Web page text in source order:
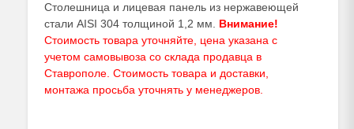
Столешница и лицевая панель из нержавеющей
стали AISI 304 толщиной 1,2 мм. Внимание!
Стоимость товара уточняйте, цена указана с
учетом самовывоза со склада продавца в
Ставрополе. Стоимость товара и доставки,
монтажа просьба уточнять у менеджеров.